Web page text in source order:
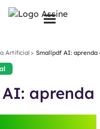
Artificial> Smallpdf AI: aprenda
aprenda